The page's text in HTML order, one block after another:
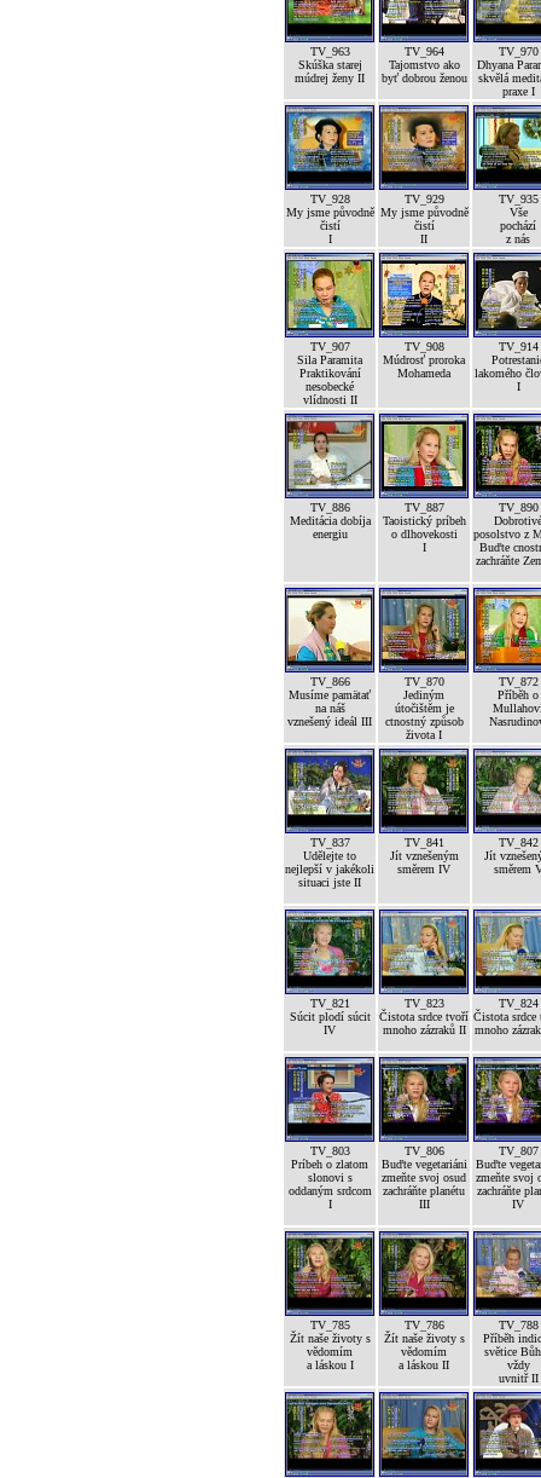
TV_963
Skúška starej
múdrej ženy II
TV_964
Tajomstvo ako
byť dobrou ženou
TV_970
Dhyana
skvělá
praxe I
TV_928
My jsme původně
čistí
I
TV_929
My jsme původně
čistí
II
TV_935
Vše
pochází
z nás
TV_907
Sila Paramita
Praktikování
nesobecké
vlídnosti II
TV_908
Múdrosť proroka
Mohameda
TV_914
lakomého
I
TV_886
Meditácia dobíja
energiu
TV_887
Taoistický príbeh
o dlhovekosti
I
TV_890
Dobrotivé
posolstvo z
Buďte
zachráňte
TV_866
Musíme pamätať
na náš
vznešený ideál III
TV_870
Jediným
útočištěm je
ctnostný způsob
života I
TV_872
Příběh o
TV_837
Udělejte to
nejlepší v jakékoli
situaci jste II
TV_841
Jít vznešeným
směrem IV
TV_842
Jít
směrem
TV_821
Súcit plodí súcit
IV
TV_823
Čistota srdce tvoří
mnoho zázraků II
TV_824
Čistota srdce
mnoho
TV_803
Príbeh o zlatom
slonovi s
oddaným srdcom
I
TV_806
Buďte vegetariáni
zmeňte svoj osud
zachráňte planétu
III
TV_807
Buďte
zmeňte svoj
zachráňte
IV
TV_785
Žít naše životy s
vědomím
a láskou I
TV_786
Žít naše životy s
vědomím
a láskou II
TV_788
Příběh
světice
vždy
uvnitř II